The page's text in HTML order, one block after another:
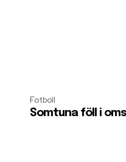
Fotboll
Somtuna föll i